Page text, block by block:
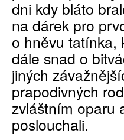
dni kdy bláto
na dárek pro
o hněvu tatínka,
dále snad o
jiných
prapodivných
zvláštním oparu
poslouchali.